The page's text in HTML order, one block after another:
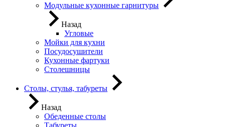
Модульные кухонные гарнитуры
Назад
Угловые
Мойки для кухни
Посудосушители
Кухонные фартуки
Столешницы
Столы, стулья, табуреты
Назад
Обеденные столы
Табуреты